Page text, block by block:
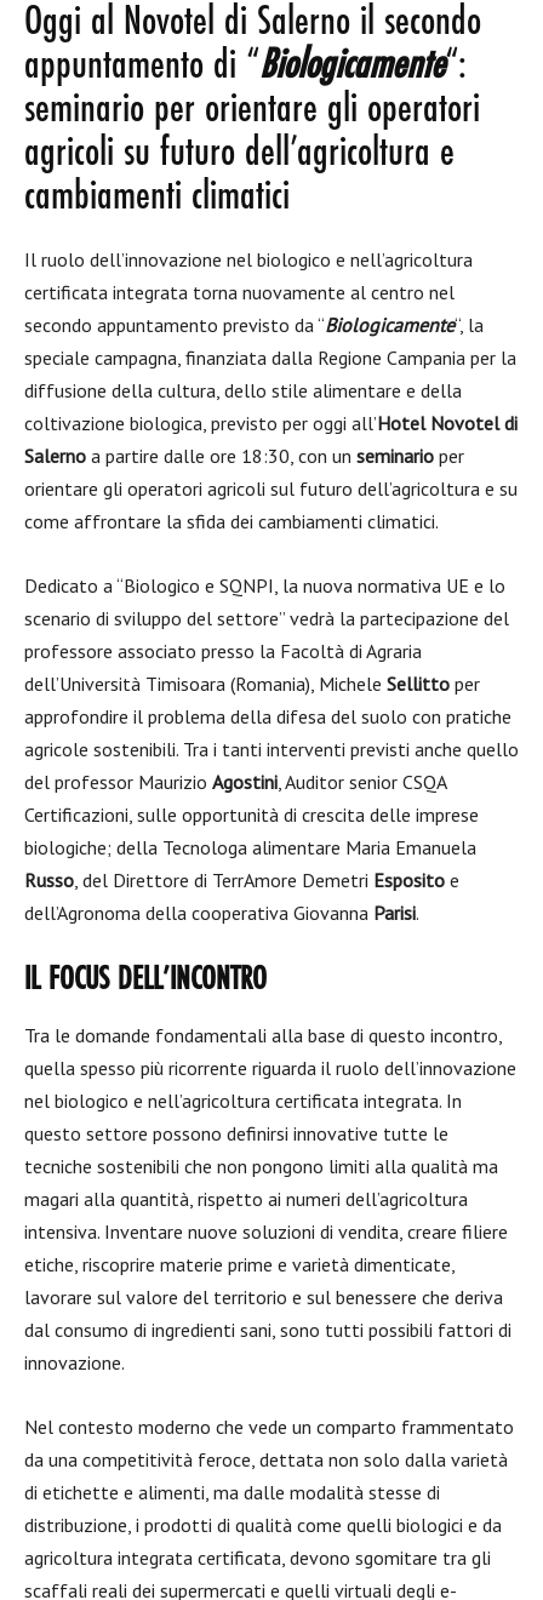
Oggi al Novotel di Salerno il secondo
appuntamento di “Biologicamente“:
seminario per orientare gli operatori
agricoli su futuro dell’agricoltura e
cambiamenti climatici
Il ruolo dell’innovazione nel biologico e nell’agricoltura
certificata integrata torna nuovamente al centro nel
secondo appuntamento previsto da “Biologicamente“, la
speciale campagna, finanziata dalla Regione Campania per la
diffusione della cultura, dello stile alimentare e della
coltivazione biologica, previsto per oggi all’Hotel Novotel di
Salerno a partire dalle ore 18:30, con un seminario per
orientare gli operatori agricoli sul futuro dell’agricoltura e su
come affrontare la sfida dei cambiamenti climatici.
Dedicato a “Biologico e SQNPI, la nuova normativa UE e lo
scenario di sviluppo del settore” vedrà la partecipazione del
professore associato presso la Facoltà di Agraria
dell’Università Timisoara (Romania), Michele Sellitto per
approfondire il problema della difesa del suolo con pratiche
agricole sostenibili. Tra i tanti interventi previsti anche quello
del professor Maurizio Agostini, Auditor senior CSQA
Certificazioni, sulle opportunità di crescita delle imprese
biologiche; della Tecnologa alimentare Maria Emanuela
Russo, del Direttore di TerrAmore Demetri Esposito e
dell’Agronoma della cooperativa Giovanna Parisi.
IL FOCUS DELL’INCONTRO
Tra le domande fondamentali alla base di questo incontro,
quella spesso più ricorrente riguarda il ruolo dell’innovazione
nel biologico e nell’agricoltura certificata integrata. In
questo settore possono definirsi innovative tutte le
tecniche sostenibili che non pongono limiti alla qualità ma
magari alla quantità, rispetto ai numeri dell’agricoltura
intensiva. Inventare nuove soluzioni di vendita, creare filiere
etiche, riscoprire materie prime e varietà dimenticate,
lavorare sul valore del territorio e sul benessere che deriva
dal consumo di ingredienti sani, sono tutti possibili fattori di
innovazione.
Nel contesto moderno che vede un comparto frammentato
da una competitività feroce, dettata non solo dalla varietà
di etichette e alimenti, ma dalle modalità stesse di
distribuzione, i prodotti di qualità come quelli biologici e da
agricoltura integrata certificata, devono sgomitare tra gli
scaffali reali dei supermercati e quelli virtuali degli e-